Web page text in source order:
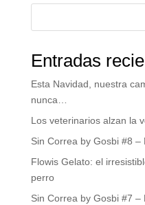
Entradas
Esta Navidad, nuestra
nunca…
Los veterinarios alzan la
Sin Correa by Gosbi #8 –
Flowis Gelato: el
perro
Sin Correa by Gosbi #7 –